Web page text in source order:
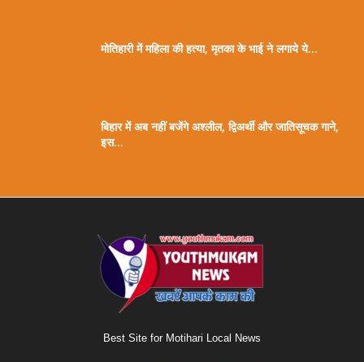
मोतिहारी में महिला की हत्या, मृतका के भाई ने लगाये ये...
बिहार में अब नहीं बजेंगे अश्लील, द्विअर्थी और जातिसूचक गाने,
इस...
Best Site for Motihari Local News